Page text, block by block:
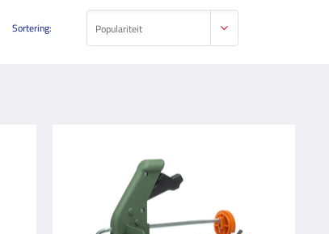
Sortering: Populariteit